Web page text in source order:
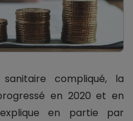
compliqué, la
en 2020 et en
en partie par